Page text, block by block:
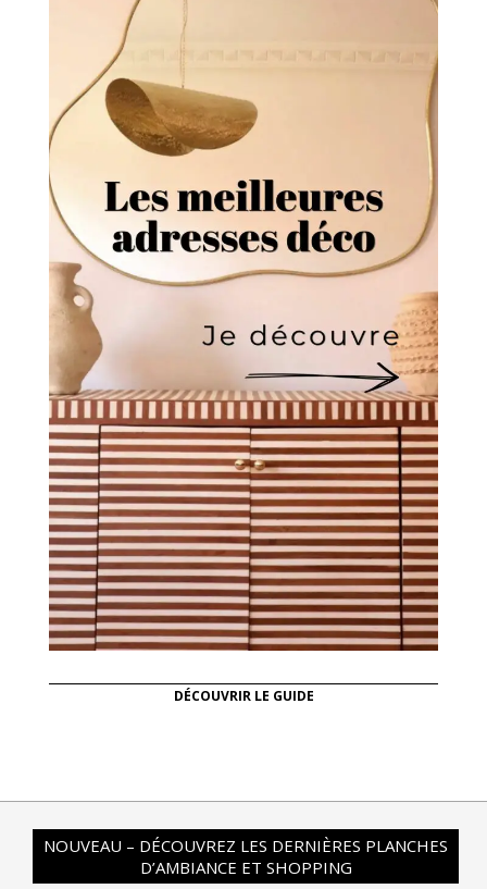
DÉCOUVRIR LE GUIDE
NOUVEAU – DÉCOUVREZ LES DERNIÈRES PLANCHES
D’AMBIANCE ET SHOPPING